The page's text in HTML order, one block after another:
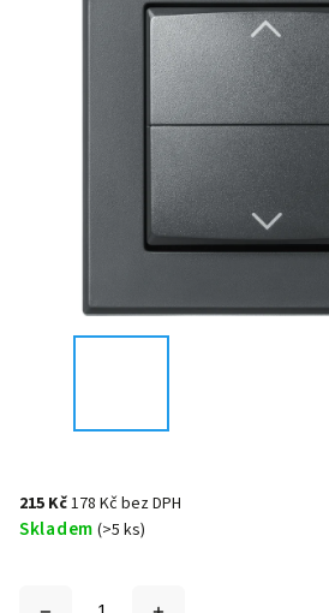
215 Kč178 Kč bez DPH
Skladem (>5 ks)